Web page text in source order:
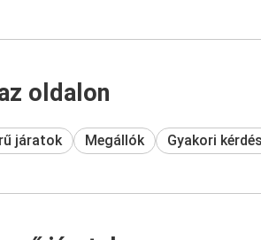
oldalon
járatok Megállók Gyakori